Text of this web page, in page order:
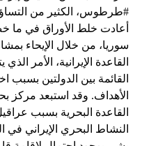
جمال زقوت في حديث
حماس ليست عقبة
القبيل تجني على
المعضلة الأساسية
الإسرائيلي والمنطقة
حماس وافقت على
#طرطوس، الكثير من
أعادت خلط الأوراق في ما
سوريا، من خلال الإيحاء
القاعدة الإيرانية، الأمر
القائمة بين الدولتين بسبب
الأهداف. وقد استبعد مركز
القاعدة البحرية بسبب
النشاط البحري الإيراني